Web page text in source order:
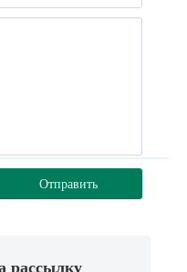
Отправить
рассылку